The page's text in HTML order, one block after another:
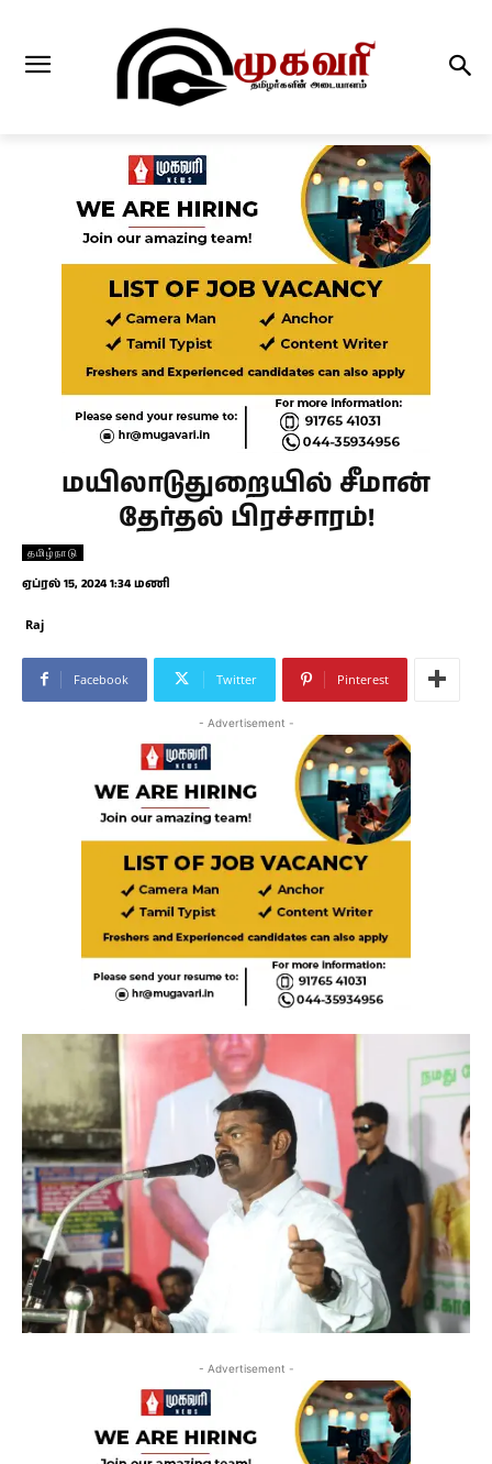
மயிலாடுதுறையில் சீமான்
தேர்தல் பிரச்சாரம்!
தமிழ்நாடு
ஏப்ரல் 15, 2024 1:34 மணி
Raj
Facebook Twitter Pinterest
- Advertisement -
- Advertisement -